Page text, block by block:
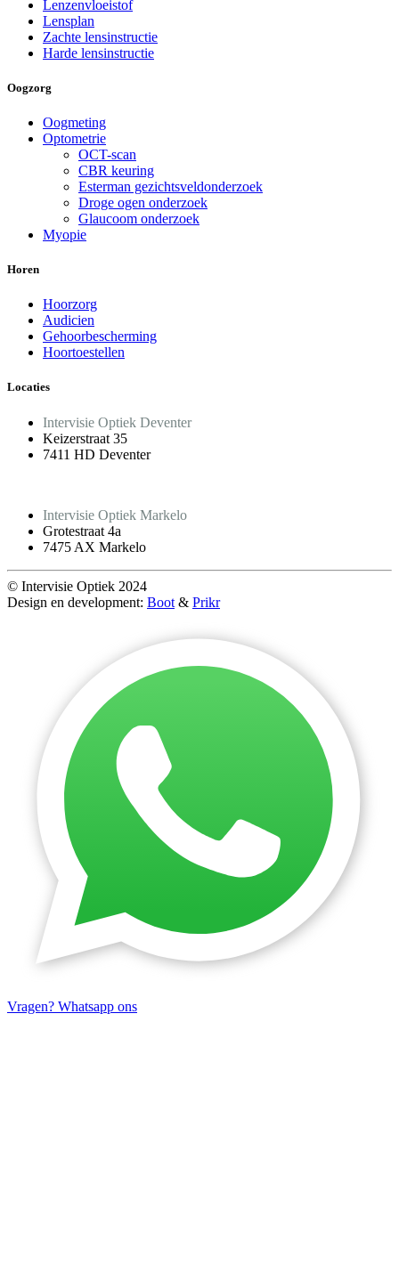
Lenzenvloeistof
Lensplan
Zachte lensinstructie
Harde lensinstructie
Oogzorg
Oogmeting
Optometrie
OCT-scan
CBR keuring
Esterman gezichtsveldonderzoek
Droge ogen onderzoek
Glaucoom onderzoek
Myopie
Horen
Hoorzorg
Audicien
Gehoorbescherming
Hoortoestellen
Locaties
Intervisie Optiek Deventer
Keizerstraat 35
7411 HD Deventer
Intervisie Optiek Markelo
Grotestraat 4a
7475 AX Markelo
© Intervisie Optiek 2024
Design en development: Boot & Prikr
Vragen? Whatsapp ons